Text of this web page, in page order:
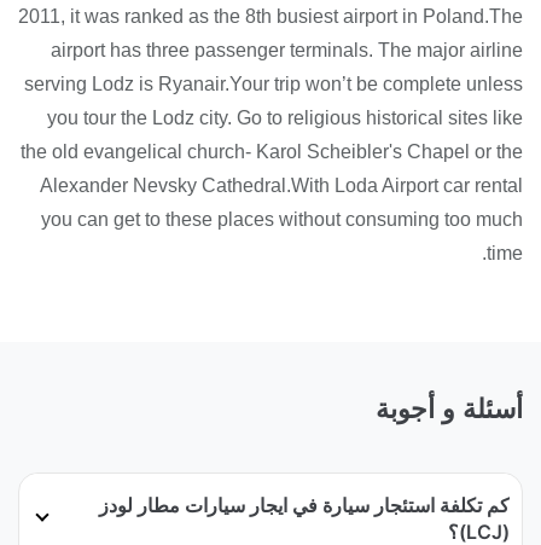
2011, it was ranked as the 8th busiest airport in Poland.The
airport has three passenger terminals. The major airline
serving Lodz is Ryanair.Your trip won’t be complete unless
you tour the Lodz city. Go to religious historical sites like
the old evangelical church- Karol Scheibler's Chapel or the
Alexander Nevsky Cathedral.With Loda Airport car rental
you can get to these places without consuming too much
time.
أسئلة و أجوبة
كم تكلفة استئجار سيارة في ايجار سيارات مطار لودز
(LCJ)؟